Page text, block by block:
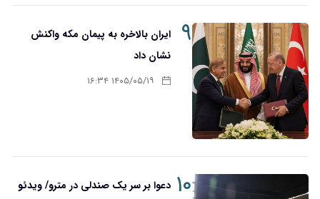
۹
ایران بالاخره به پیمان مکه واکنش
نشان داد
۱۴۰۵/۰۵/۱۹ ۱۶:۳۴
۱۰ دعوا بر سر یک صندلی در مترو/ ویدئو